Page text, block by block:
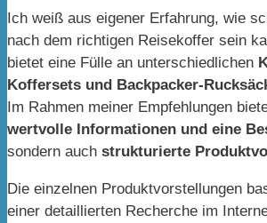
Ich weiß aus eigener Erfahrung, wie
nach dem richtigen Reisekoffer sein
bietet eine Fülle an unterschiedlichen
Koffersets und Backpacker-
Im Rahmen meiner Empfehlungen
wertvolle Informationen und eine
sondern auch strukturierte
Die einzelnen Produktvorstellungen
einer detaillierten Recherche im